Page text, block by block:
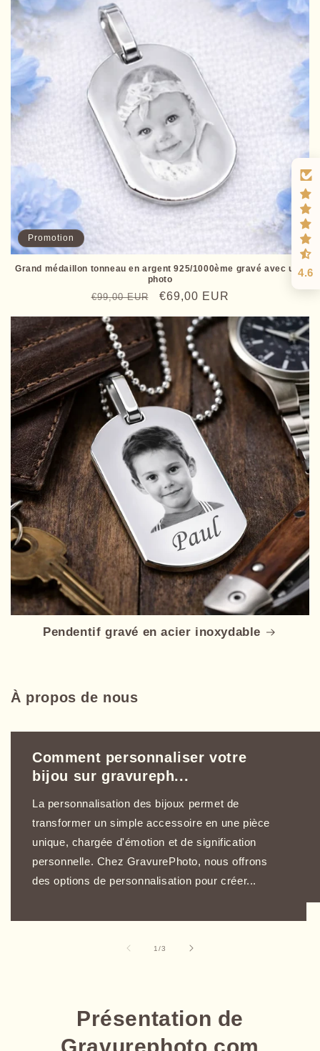
Promotion
Grand médaillon tonneau en argent 925/1000ème gravé avec une
photo
Prix
€99,00 EUR
Prix
€69,00 EUR
Pendentif gravé en acier inoxydable
À propos de nous
Comment personnaliser votre
bijou sur gravureph...
La personnalisation des bijoux permet de
transformer un simple accessoire en une pièce
unique, chargée d'émotion et de signification
personnelle. Chez GravurePhoto, nous offrons
des options de personnalisation pour créer...
1/de
3
Présentation de
4.6